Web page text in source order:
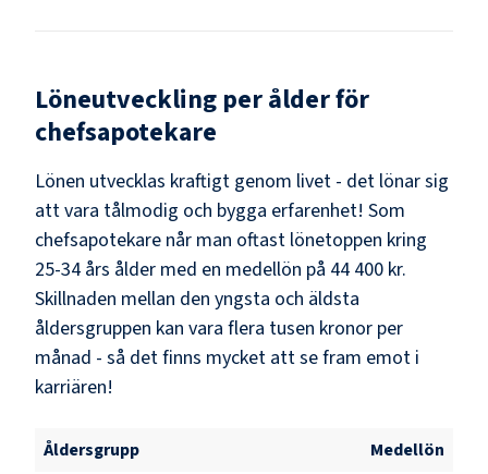
Löneutveckling per ålder för
chefsapotekare
Lönen utvecklas kraftigt genom livet - det lönar sig
att vara tålmodig och bygga erfarenhet! Som
chefsapotekare når man oftast lönetoppen kring
25-34 års ålder med en medellön på 44 400 kr.
Skillnaden mellan den yngsta och äldsta
åldersgruppen kan vara flera tusen kronor per
månad - så det finns mycket att se fram emot i
karriären!
Åldersgrupp
Medellön